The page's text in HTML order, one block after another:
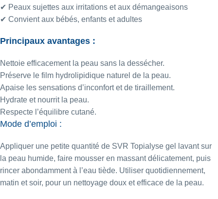
✔ Peaux sujettes aux irritations et aux démangeaisons
✔ Convient aux bébés, enfants et adultes
Principaux avantages :
Nettoie efficacement la peau sans la dessécher.
Préserve le film hydrolipidique naturel de la peau.
Apaise les sensations d’inconfort et de tiraillement.
Hydrate et nourrit la peau.
Respecte l’équilibre cutané.
Mode d’emploi :
Appliquer une petite quantité de SVR Topialyse gel lavant sur
la peau humide, faire mousser en massant délicatement, puis
rincer abondamment à l’eau tiède. Utiliser quotidiennement,
matin et soir, pour un nettoyage doux et efficace de la peau.